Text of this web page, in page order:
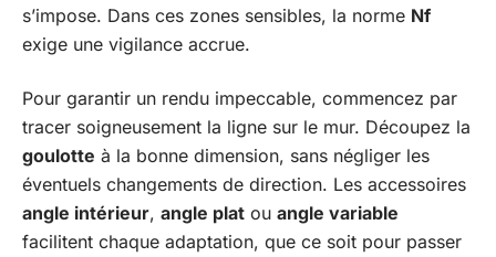
s’impose. Dans ces zones sensibles, la norme Nf
exige une vigilance accrue.
Pour garantir un rendu impeccable, commencez par
tracer soigneusement la ligne sur le mur. Découpez la
goulotte à la bonne dimension, sans négliger les
éventuels changements de direction. Les accessoires
angle intérieur, angle plat ou angle variable
facilitent chaque adaptation, que ce soit pour passer